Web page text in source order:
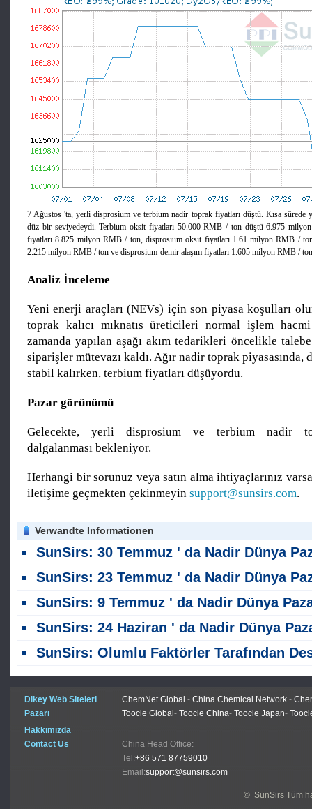
7 Ağustos 'ta, yerli disprosium ve terbium nadir toprak fiyatları düştü. Kısa sürede
düz bir seviyedeydi. Terbium oksit fiyatları 50.000 RMB / ton düştü 6.975
fiyatları 8.825 milyon RMB / ton, disprosium oksit fiyatları 1.61 milyon RMB /
2.215 milyon RMB / ton ve disprosium-demir alaşım fiyatları 1.605 milyon RMB /
Analiz İnceleme
Yeni enerji araçları (NEVs) için son piyasa koşulları
toprak kalıcı mıknatıs üreticileri normal işlem hacmi
zamanda yapılan aşağı akım tedarikleri öncelikle
siparişler mütevazı kaldı. Ağır nadir toprak piyasasında,
stabil kalırken, terbium fiyatları düşüyordu.
Pazar görünümü
Gelecekte, yerli disprosium ve terbium nadir
dalgalanması bekleniyor.
Herhangi bir sorunuz veya satın alma ihtiyaçlarınız
iletişime geçmekten çekinmeyin support@sunsirs.com.
Verwandte Informationen
SunSirs: 30 Temmuz ' da Nadir Dünya Pazar
SunSirs: 23 Temmuz ' da Nadir Dünya Pazar
SunSirs: 9 Temmuz ' da Nadir Dünya Pazar
SunSirs: 24 Haziran ' da Nadir Dünya Pazar
SunSirs: Olumlu Faktörler Tarafından Desteklenerek, Ağır Nadir Toprak Pazarı Yukarı
Dikey Web Siteleri ChemNet Global - China Chemical Network -
Pazarı
Toocle Global - Toocle China- Toocle Japan-
Hakkımızda
Contact Us
China Head Office:
Tel:+86 571 87759010
Email:support@sunsirs.com
© SunSirs Tüm